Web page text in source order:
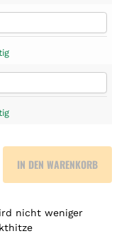
IN DEN WARENKORB
nicht weniger